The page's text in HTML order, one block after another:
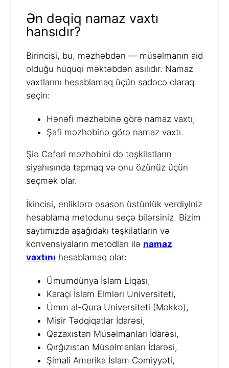
Ən dəqiq namaz vaxtı
hansıdır?
Birincisi, bu, məzhəbdən — müsəlmanın aid
olduğu hüquqi məktəbdən asılıdır. Namaz
vaxtlarını hesablamaq üçün sadəcə olaraq
seçin:
Hənəfi məzhəbinə görə namaz vaxtı;
Şafi məzhəbinə görə namaz vaxtı.
Şiə Cəfəri məzhəbini də təşkilatların
siyahısında tapmaq və onu özünüz üçün
seçmək olar.
İkincisi, enliklərə əsasən üstünlük verdiyiniz
hesablama metodunu seçə bilərsiniz. Bizim
saytımızda aşağıdakı təşkilatların və
konvensiyaların metodları ilə namaz
vaxtını hesablamaq olar:
Ümumdünya İslam Liqası,
Karaçi İslam Elmləri Universiteti,
Ümm al-Qura Universiteti (Məkkə),
Misir Tədqiqatlar İdarəsi,
Qazaxıstan Müsəlmanları İdarəsi,
Qırğızıstan Müsəlmanları İdarəsi,
Şimali Amerika İslam Cəmiyyəti,